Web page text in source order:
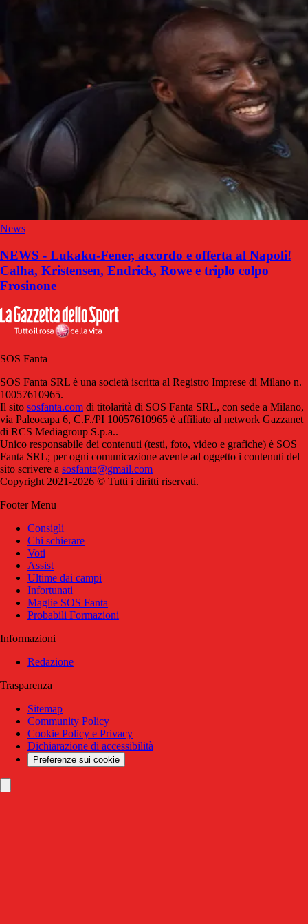
News
NEWS - Lukaku-Fener, accordo e offerta al Napoli!
Calha, Kristensen, Endrick, Rowe e triplo colpo
Frosinone
SOS Fanta
SOS Fanta SRL è una società iscritta al Registro Imprese di Milano n.
10057610965.
Il sito sosfanta.com di titolarità di SOS Fanta SRL, con sede a Milano,
via Paleocapa 6, C.F./PI 10057610965 è affiliato al network Gazzanet
di RCS Mediagroup S.p.a..
Unico responsabile dei contenuti (testi, foto, video e grafiche) è SOS
Fanta SRL; per ogni comunicazione avente ad oggetto i contenuti del
sito scrivere a sosfanta@gmail.com
Copyright 2021-2026 © Tutti i diritti riservati.
Footer Menu
Consigli
Chi schierare
Voti
Assist
Ultime dai campi
Infortunati
Maglie SOS Fanta
Probabili Formazioni
Informazioni
Redazione
Trasparenza
Sitemap
Community Policy
Cookie Policy e Privacy
Dichiarazione di accessibilità
Preferenze sui cookie